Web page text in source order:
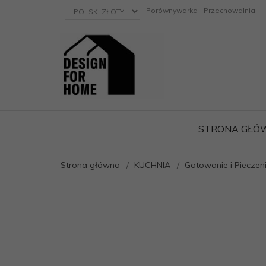
currency_h Porównywarka Przechowalnia
STRONA
Strona główna KUCHNIA Gotowanie i